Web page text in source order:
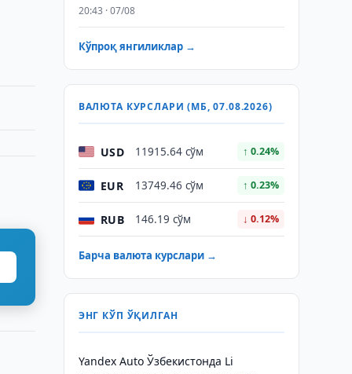
20:43 · 07/08
Кўпроқ янгиликлар →
ВАЛЮТА КУРСЛАРИ (МБ, 07.08.2026)
USD 11915.64 сўм ↑ 0.24%
EUR 13749.46 сўм ↑ 0.23%
RUB 146.19 сўм ↓ 0.12%
Барча валюта курслари →
ЭНГ КЎП ЎҚИЛГАН
Yandex Auto Ўзбекистонда Li